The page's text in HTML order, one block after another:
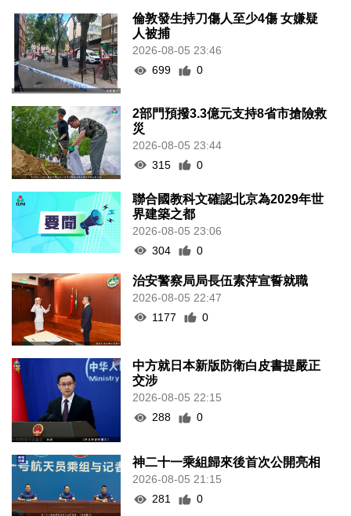
倫敦發生持刀傷人至少4傷 女嫌疑
人被捕
2026-08-05 23:46
699
0
2部門預撥3.3億元支持8省市搶險救
災
2026-08-05 23:44
315
0
聯合國教科文確認北京為2029年世
界建築之都
2026-08-05 23:06
304
0
治安警察局局長伍素萍宣誓就職
2026-08-05 22:47
1177
0
中方就日本新版防衛白皮書提嚴正
交涉
2026-08-05 22:15
288
0
神二十一乘組歸來後首次公開亮相
2026-08-05 21:15
281
0